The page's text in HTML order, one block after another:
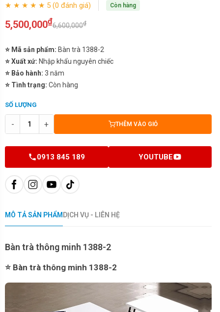
★ ★ ★ ★ ★ 5 (0 đánh giá) Còn hàng
5,500,000₫6,600,000₫
⭐ Mã sản phẩm: Bàn trà 1388-2
⭐ Xuất xứ: Nhập khẩu nguyên chiếc
⭐ Bảo hành: 3 năm
⭐ Tình trạng: Còn hàng
SỐ LƯỢNG
- + THÊM VÀO GIỎ
0913 845 189 YOUTUBE
MÔ TẢ SẢN PHẨM DỊCH VỤ - LIÊN HỆ
Bàn trà thông minh 1388-2
⭐ Bàn trà thông minh 1388-2